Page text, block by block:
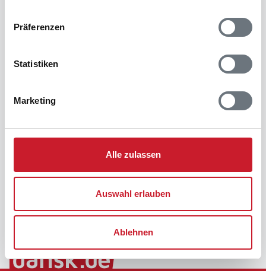
Präferenzen
Statistiken
Marketing
Alle zulassen
Auswahl erlauben
Ablehnen